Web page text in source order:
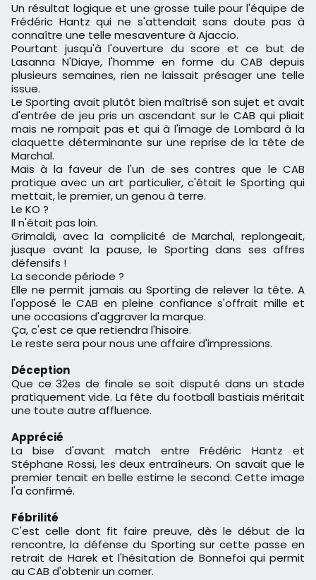
Un résultat logique et une grosse tuile pour l'équipe de
Frédéric Hantz qui ne s'attendait sans doute pas à
connaître une telle mesaventure à Ajaccio.
Pourtant jusqu'à l'ouverture du score et ce but de
Lasanna N'Diaye, l'homme en forme du CAB depuis
plusieurs semaines, rien ne laissait présager une telle
issue.
Le Sporting avait plutôt bien maîtrisé son sujet et avait
d'entrée de jeu pris un ascendant sur le CAB qui pliait
mais ne rompait pas et qui à l'image de Lombard à la
claquette déterminante sur une reprise de la tête de
Marchal.
Mais à la faveur de l'un de ses contres que le CAB
pratique avec un art particulier, c'était le Sporting qui
mettait, le premier, un genou à terre.
Le KO ?
Il n'était pas loin.
Grimaldi, avec la complicité de Marchal, replongeait,
jusque avant la pause, le Sporting dans ses affres
défensifs !
La seconde période ?
Elle ne permit jamais au Sporting de relever la tête. A
l'opposé le CAB en pleine confiance s'offrait mille et
une occasions d'aggraver la marque.
Ça, c'est ce que retiendra l'hisoire.
Le reste sera pour nous une affaire d'impressions.
Déception
Que ce 32es de finale se soit disputé dans un stade
pratiquement vide. La fête du football bastiais méritait
une toute autre affluence.
Apprécié
La bise d'avant match entre Frédéric Hantz et
Stéphane Rossi, les deux entraîneurs. On savait que le
premier tenait en belle estime le second. Cette image
l'a confirmé.
Fébrilité
C'est celle dont fit faire preuve, dès le début de la
rencontre, la défense du Sporting sur cette passe en
retrait de Harek et l'hésitation de Bonnefoi qui permit
au CAB d'obtenir un corner.